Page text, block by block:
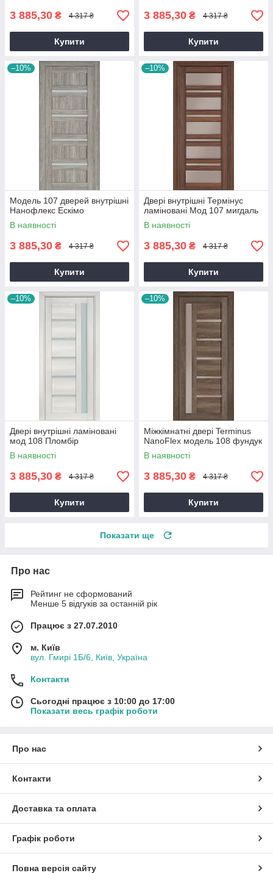
3 885,30 ₴ 4 317 ₴
Купити
3 885,30 ₴ 4 317 ₴
Купити
–10%
Модель 107 дверей внутрішні
Нанофлекс Ескімо
В наявності
3 885,30 ₴ 4 317 ₴
Купити
–10%
Двері внутрішні Термінус
ламіновані Мод 107 мигдаль
В наявності
3 885,30 ₴ 4 317 ₴
Купити
–10%
Двері внутрішні ламіновані
мод 108 Пломбір
В наявності
3 885,30 ₴ 4 317 ₴
Купити
–10%
Міжкімнатні двері Terminus
NanoFlex модель 108 фундук
В наявності
3 885,30 ₴ 4 317 ₴
Купити
Показати ще
Про нас
Рейтинг не сформований
Менше 5 відгуків за останній рік
Працює з 27.07.2010
м. Київ
вул. Гмирі 1Б/6, Київ, Україна
Контакти
Сьогодні працює з 10:00 до 17:00
Показати весь графік роботи
Про нас
Контакти
Доставка та оплата
Графік роботи
Повна версія сайту